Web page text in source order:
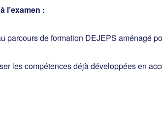
l’examen :
parcours de formation DEJEPS aménagé
les compétences déjà développées en